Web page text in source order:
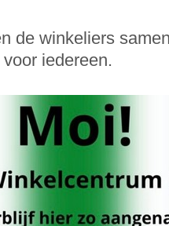
de winkeliers
iedereen.